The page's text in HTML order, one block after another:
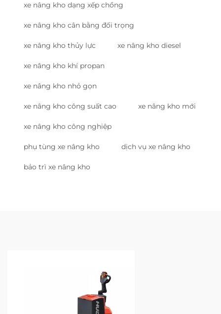
xe nâng kho dạng xếp chồng
xe nâng kho cân bằng đối trọng
xe nâng kho thủy lực xe nâng kho diesel
xe nâng kho khí propan
xe nâng kho nhỏ gọn
xe nâng kho công suất cao xe nâng kho mới
xe nâng kho công nghiệp
phụ tùng xe nâng kho dịch vụ xe nâng kho
bảo trì xe nâng kho